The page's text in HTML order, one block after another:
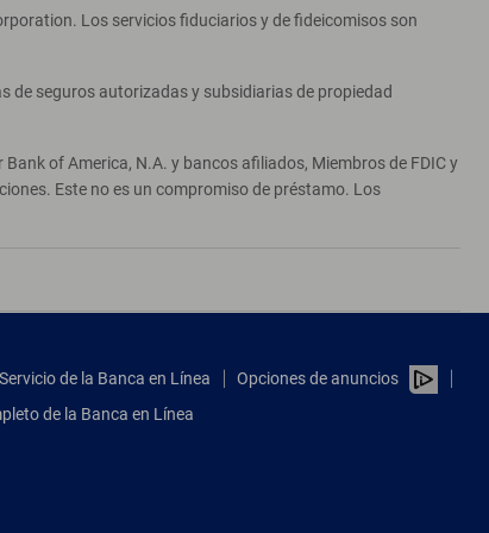
Los servicios fiduciarios y de fideicomisos son
de seguros autorizadas y subsidiarias de propiedad
of America, N.A. y bancos afiliados, Miembros de FDIC y
Este no es un compromiso de préstamo. Los
de la Banca en Línea
Opciones de anuncios
de la Banca en Línea